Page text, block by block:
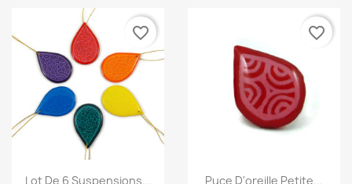
Aperçu rapide
Lot De 6 Suspensions...
favorite_border
Aperçu rapide
Puce D'oreille Petite...
favorite_border